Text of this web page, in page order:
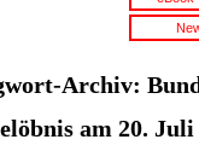
Archiv:
am 20. Juli